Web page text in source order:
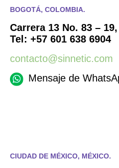
BOGOTÁ, COLOMBIA.
Carrera 13 No. 83 – 19,
Tel: +57 601 638 6904
contacto@sinnetic.com
Mensaje de
CIUDAD DE MÉXICO, MÉXICO.